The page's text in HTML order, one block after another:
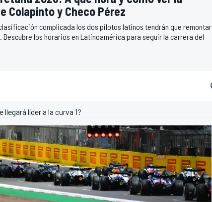
Colapinto y Checo Pérez
complicada los dos pilotos latinos tendrán que remontar
Descubre los horarios en Latinoamérica para seguir la carrera del
llegará líder a la curva 1?